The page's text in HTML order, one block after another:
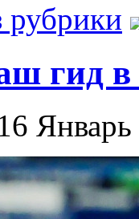
рубрики
гид